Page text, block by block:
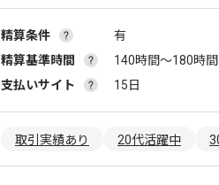
精算条件
有
精算基準時間
140時間〜180時間
支払いサイト
15日
取引実績あり 20代活躍中